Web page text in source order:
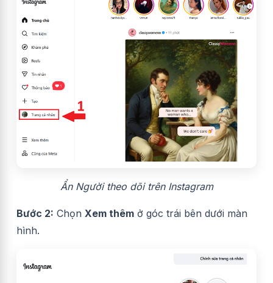
Ẩn Người theo dõi trên Instagram
Bước 2: Chọn Xem thêm ở góc trái bên dưới màn
hình.